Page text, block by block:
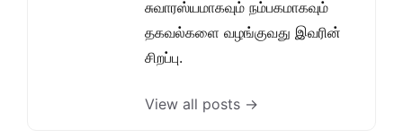
சுவாரஸ்யமாகவும் நம்பகமாகவும்
தகவல்களை வழங்குவது இவரின்
சிறப்பு.
View all posts →